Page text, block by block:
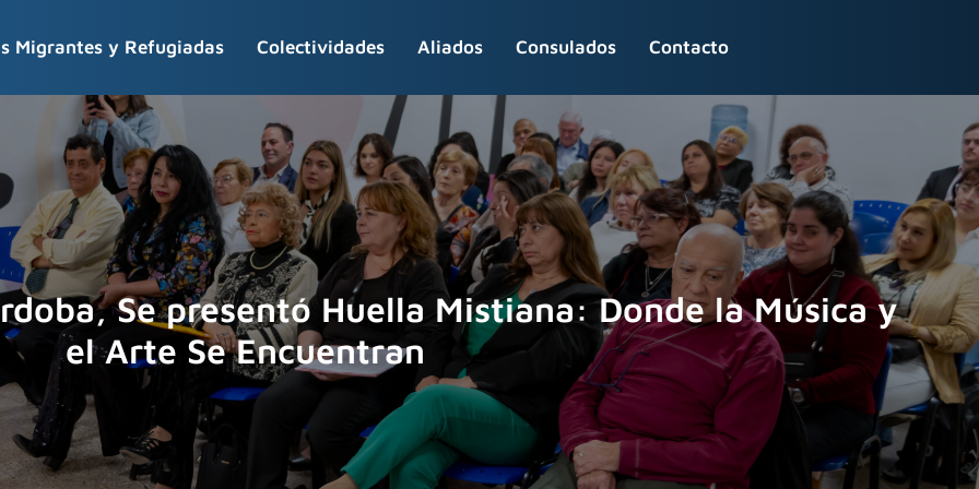
Migrantes y Refugiadas Colectividades Aliados Consulados Contacto
Se presentó Huella Mistiana: Donde la Música y
el Arte Se Encuentran